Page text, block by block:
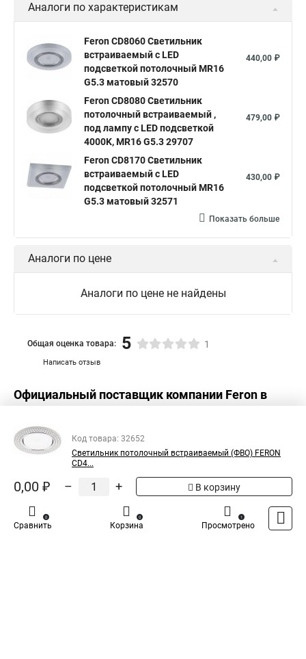
Аналоги по характеристикам
Feron CD8060 Светильник
встраиваемый с LED
подсветкой потолочный MR16
G5.3 матовый 32570
440,00 ₽
Feron CD8080 Светильник
потолочный встраиваемый ,
под лампу с LED подсветкой
4000K, MR16 G5.3 29707
479,00 ₽
Feron CD8170 Светильник
встраиваемый с LED
подсветкой потолочный MR16
G5.3 матовый 32571
430,00 ₽
Показать больше
Аналоги по цене
Аналоги по цене не найдены
Написать отзыв
Общая оценка товара: 5 1
Официальный поставщик компании Feron в
Код товара: 32652
Светильник потолочный встраиваемый (ФВО) FERON
CD4...
0,00 ₽ – + В корзину
Сравнить
0
Корзина
0
Просмотрено
1